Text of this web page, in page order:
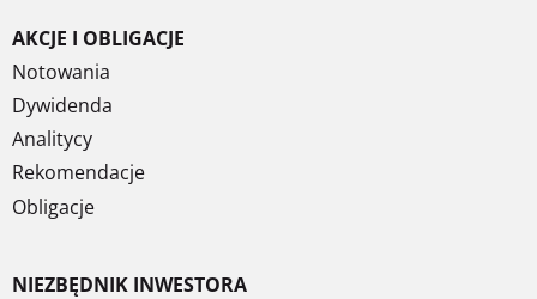
AKCJE I OBLIGACJE
Notowania
Dywidenda
Analitycy
Rekomendacje
Obligacje
NIEZBĘDNIK INWESTORA